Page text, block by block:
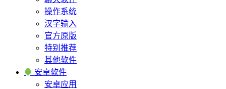
操作系统
汉字输入
官方原版
特别推荐
其他软件
 安卓软件
安卓应用